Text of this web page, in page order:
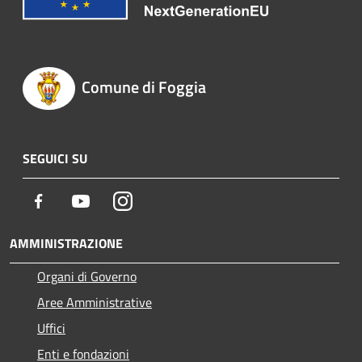
Comune di Foggia
SEGUICI SU
Facebook YoutubeInstagram
AMMINISTRAZIONE
Organi di Governo
Aree Amministrative
Uffici
Enti e fondazioni